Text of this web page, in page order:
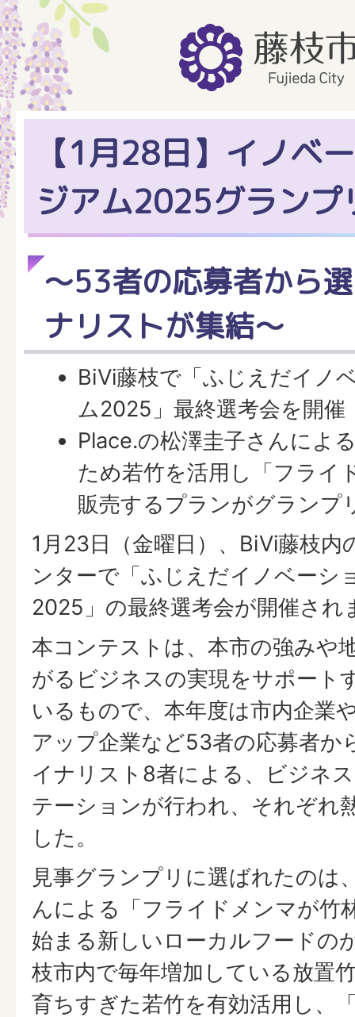
【1月28日】イノベ
ジアム2025グランプ
～53者の応募者から
ナリストが集結～
BiVi藤枝で「ふじえだイノ
ム2025」最終選考会を開催
Place.の松澤圭子さんによ
ため若竹を活用し「フライ
販売するプランがグランプ
1月23日（金曜日）、BiVi藤枝内
ンターで「ふじえだイノベーシ
2025」の最終選考会が開催され
本コンテストは、本市の強みや
がるビジネスの実現をサポート
いるもので、本年度は市内企業
アップ企業など53者の応募者か
イナリスト8者による、ビジネ
テーションが行われ、それぞれ
した。
見事グランプリに選ばれたのは
んによる「フライドメンマが竹
始まる新しいローカルフードの
枝市内で毎年増加している放置
育ちすぎた若竹を有効活用し、